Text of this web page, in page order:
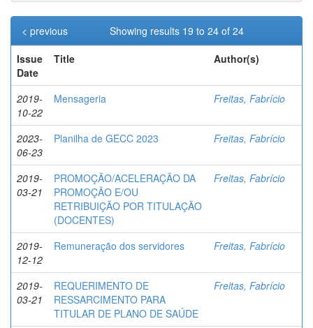
Showing results 19 to 24 of 24
< previous
Issue
Date
Title Author(s)
2019-
10-22
Mensageria Freitas, Fabrício
2023-
06-23
Planilha de GECC 2023 Freitas, Fabrício
2019-
03-21
PROMOÇÃO/ACELERAÇÃO DA
PROMOÇÃO E/OU
RETRIBUIÇÃO POR TITULAÇÃO
(DOCENTES)
Freitas, Fabrício
2019-
12-12
Remuneração dos servidores Freitas, Fabrício
2019-
03-21
REQUERIMENTO DE
RESSARCIMENTO PARA
TITULAR DE PLANO DE SAÚDE
Freitas, Fabrício